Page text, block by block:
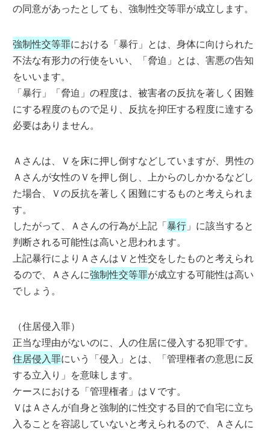
の同意があったとしても、強制性交等罪が成立します。
強制性交等罪における「暴行」とは、身体に向けられた
不法な有形力の行使をいい、「脅迫」とは、害悪の告知
をいいます。
「暴行」「脅迫」の程度は、被害者の反抗を著しく困難
にする程度のもので足り、反抗を抑圧する程度に達する
必要はありません。
Ａさんは、Ｖを床に押し倒すなどしていますが、男性の
Ａさんが女性のＶを押し倒し、上からのしかかるなどし
た場合、Ｖの反抗を著しく困難にするものと考えられま
す。
したがって、Ａさんの行為が上記「暴行 」に該当すると
判断される可能性は高いと思われます。
上記暴行によりＡさんはＶと性交をしたものと考えられ
るので、Ａさんに強制性交等罪が成立する可能性は高い
でしょう。
（住居侵入罪）
正当な理由がないのに、人の住居に侵入する犯罪です。
住居侵入罪にいう「侵入」とは、「管理権者の意思に反
する立入り」を意味します。
ケースにおける「管理権者」はＶです。
ＶはＡさんが自身と強制的に性交する目的で自宅に立ち
入ることを容認していないと考えられるので、Ａさんに